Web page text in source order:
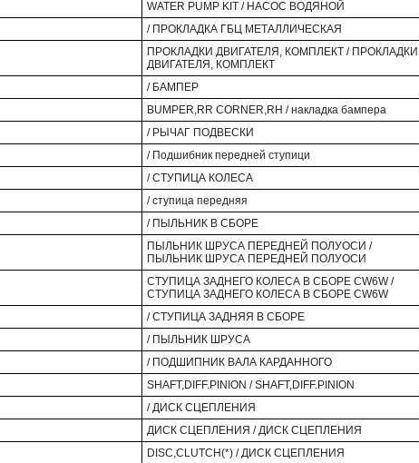
WATER PUMP KIT / НАСОС ВОДЯНОЙ
/ ПРОКЛАДКА ГБЦ МЕТАЛЛИЧЕСКАЯ
ПРОКЛАДКИ ДВИГАТЕЛЯ, КОМПЛЕКТ / ПРОКЛАДКИ
ДВИГАТЕЛЯ, КОМПЛЕКТ
/ БАМПЕР
BUMPER,RR CORNER,RH / накладка бампера
/ РЫЧАГ ПОДВЕСКИ
/ Подшибник передней ступици
/ СТУПИЦА КОЛЕСА
/ ступица передняя
/ ПЫЛЬНИК В СБОРЕ
ПЫЛЬНИК ШРУСА ПЕРЕДНЕЙ ПОЛУОСИ /
ПЫЛЬНИК ШРУСА ПЕРЕДНЕЙ ПОЛУОСИ
СТУПИЦА ЗАДНЕГО КОЛЕСА В СБОРЕ CW6W /
СТУПИЦА ЗАДНЕГО КОЛЕСА В СБОРЕ CW6W
/ СТУПИЦА ЗАДНЯЯ В СБОРЕ
/ ПЫЛЬНИК ШРУСА
/ ПОДШИПНИК ВАЛА КАРДАННОГО
SHAFT,DIFF.PINION / SHAFT,DIFF.PINION
/ ДИСК СЦЕПЛЕНИЯ
ДИСК СЦЕПЛЕНИЯ / ДИСК СЦЕПЛЕНИЯ
DISC,CLUTCH(*) / ДИСК СЦЕПЛЕНИЯ